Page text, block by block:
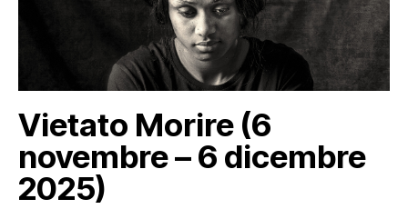
Vietato Morire (6
novembre – 6 dicembre
2025)